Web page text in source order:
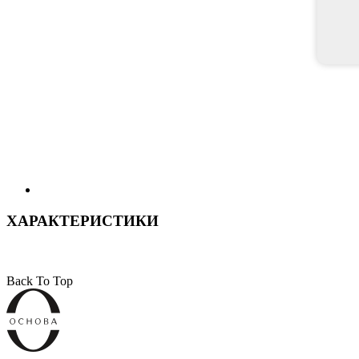
ХАРАКТЕРИСТИКИ
Back To Top